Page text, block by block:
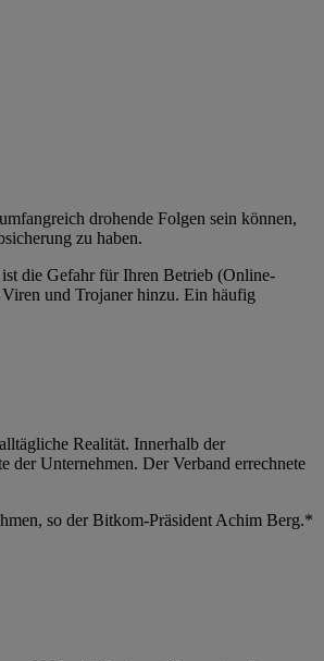
drohende Folgen sein können,
zu haben.
ist die Gefahr für Ihren Betrieb (Online-
und Trojaner hinzu. Ein häufig
Realität. Innerhalb der
der Unternehmen. Der Verband errechnete
so der Bitkom-Präsident Achim Berg.*